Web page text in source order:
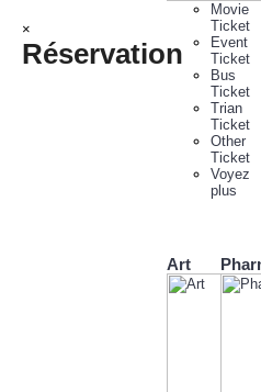
Movie
Ticket
Event
Ticket
Bus
Ticket
Trian
Ticket
Other
Ticket
Voyez
plus
Art
×
Réservation